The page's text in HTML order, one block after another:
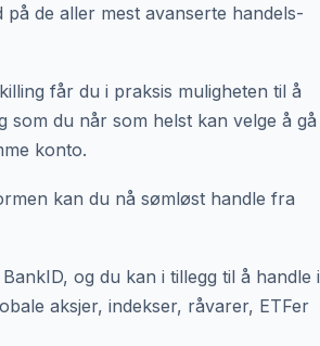
de aller mest avanserte handels-
får du i praksis muligheten til å
som du når som helst kan velge å gå
konto.
kan du nå sømløst handle fra
og du kan i tillegg til å handle i
aksjer, indekser, råvarer, ETFer